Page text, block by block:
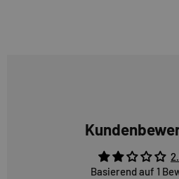
Basierend auf 1